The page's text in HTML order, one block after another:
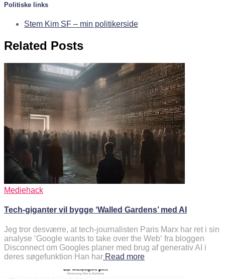
Politiske links
Stem Kim SF – min politikerside
Related Posts
Mediehack
Tech-giganter vil bygge ‘Walled Gardens’ med AI
Jeg tror desværre, at tech-journalisten Paris Marx har ret i sin
analyse ‘Google wants to take over the Web‘ fra bloggen
Disconnect om Googles planer med brug af generativ AI i
deres søgefunktion Han har Read more